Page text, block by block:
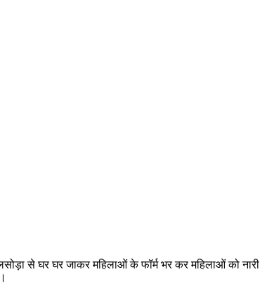
से घर घर जाकर महिलाओं के फॉर्म भर कर महिलाओं को नारी